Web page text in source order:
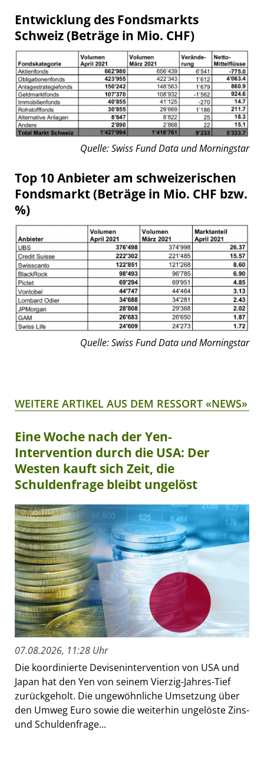
Entwicklung des Fondsmarkts
Schweiz (Beträge in Mio. CHF)
Quelle: Swiss Fund Data und Morningstar
Top 10 Anbieter am schweizerischen
Fondsmarkt (Beträge in Mio. CHF bzw.
%)
Quelle: Swiss Fund Data und Morningstar
WEITERE ARTIKEL AUS DEM RESSORT «NEWS»
Eine Woche nach der Yen-
Intervention durch die USA: Der
Westen kauft sich Zeit, die
Schuldenfrage bleibt ungelöst
07.08.2026, 11:28 Uhr
Die koordinierte Devisenintervention von USA und
Japan hat den Yen von seinem Vierzig-Jahres-Tief
zurückgeholt. Die ungewöhnliche Umsetzung über
den Umweg Euro sowie die weiterhin ungelöste Zins-
und Schuldenfrage...